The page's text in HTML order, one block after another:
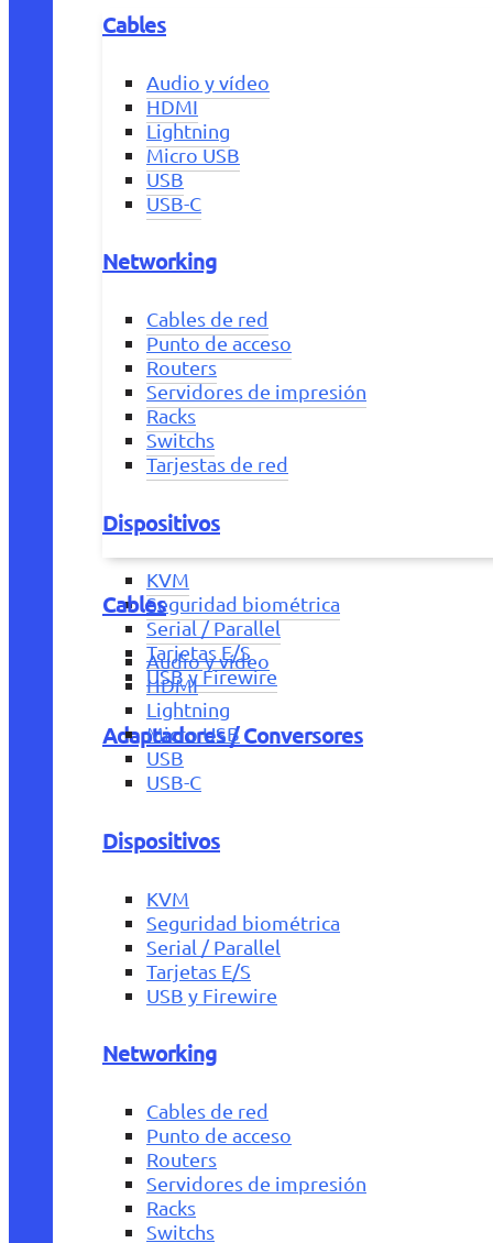
Cables
Audio y vídeo
HDMI
Lightning
Micro USB
USB
USB-C
Networking
Cables de red
Punto de acceso
Routers
Servidores de impresión
Racks
Switchs
Tarjestas de red
Dispositivos
KVM
Seguridad biométrica
Serial / Parallel
Tarjetas E/S
USB y Firewire
Adaptadores / Conversores
Cables
Audio y vídeo
HDMI
Lightning
Micro USB
USB
USB-C
Dispositivos
KVM
Seguridad biométrica
Serial / Parallel
Tarjetas E/S
USB y Firewire
Networking
Cables de red
Punto de acceso
Routers
Servidores de impresión
Racks
Switchs